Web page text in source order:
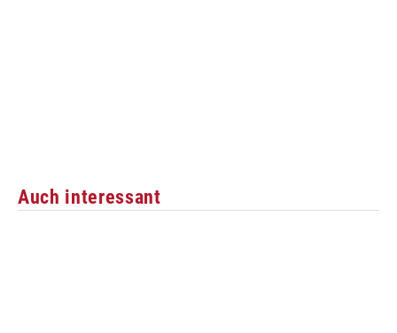
Auch interessant